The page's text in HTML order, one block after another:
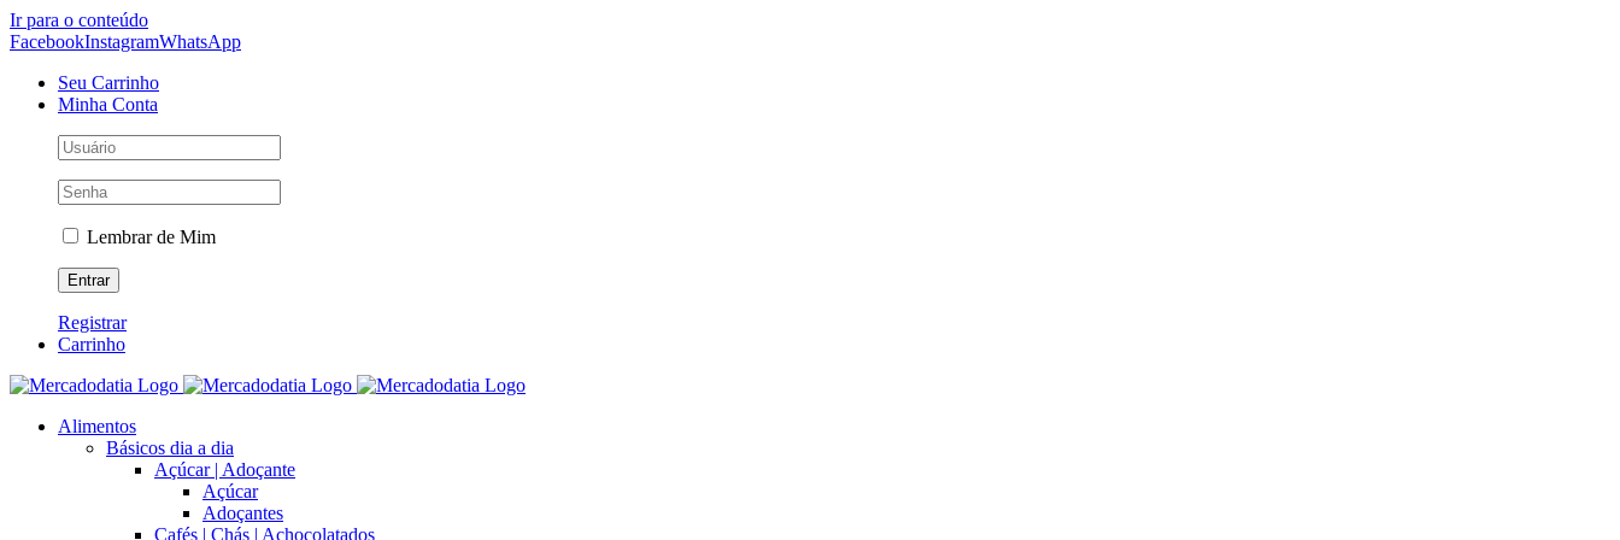
Ir para o conteúdo
FacebookInstagramWhatsApp
Seu Carrinho
Minha Conta
Lembrar de Mim
Registrar
Carrinho
Alimentos
Básicos dia a dia
Açúcar | Adoçante
Açúcar
Adoçantes
Cafés | Chás | Achocolatados